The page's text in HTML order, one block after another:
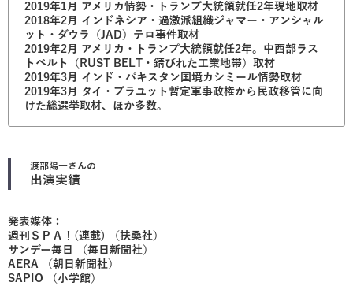
2019年1月 アメリカ情勢・トランプ大統領就任2年現地取材
2018年2月 インドネシア・過激派組織ジャマー・アンシャル
ット・ダウラ（JAD）テロ事件取材
2019年2月 アメリカ・トランプ大統領就任2年。中西部ラス
トベルト（RUST BELT・錆びれた工業地帯）取材
2019年3月 インド・パキスタン国境カシミール情勢取材
2019年3月 タイ・プラユット暫定軍事政権から民政移管に向
けた総選挙取材、ほか多数。
渡部陽一さんの
出演実績
発表媒体：
週刊ＳＰＡ！(連載) （扶桑社）
サンデー毎日 （毎日新聞社）
AERA （朝日新聞社）
SAPIO （小学館）